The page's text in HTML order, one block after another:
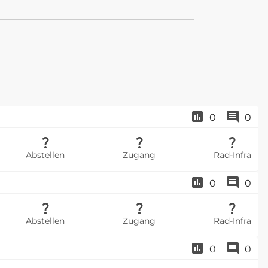
0 0
Abstellen Zugang Rad-Infra
0 0
Abstellen Zugang Rad-Infra
0 0